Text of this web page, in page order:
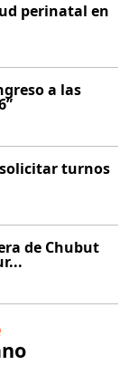
perinatal en
a las
turnos
de Chubut